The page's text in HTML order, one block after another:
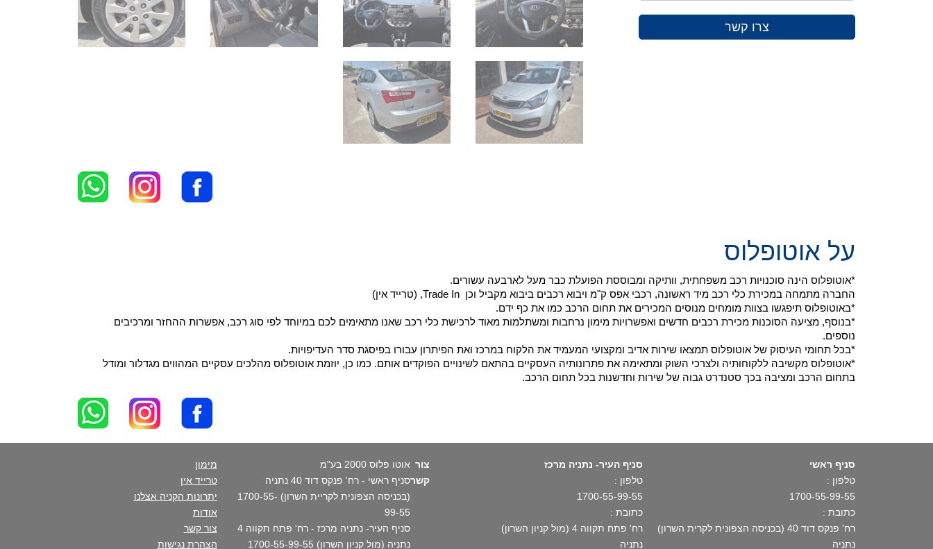
צרו קשר
על אוטופלוס
*אוטופלוס הינה סוכנויות רכב משפחתית, וותיקה ומבוססת הפועלת כבר מעל לארבעה עשורים.
החברה מתמחה במכירת כלי רכב מיד ראשונה, רכבי אפס ק"מ ויבוא רכבים ביבוא מקביל וכן Trade In, (טרייד אין)
*באוטופלוס תיפגשו בצוות מומחים מנוסים המכירים את תחום הרכב כמו את כף ידם.
*בנוסף, מציעה הסוכנות מכירת רכבים חדשים ואפשרויות מימון נרחבות ומשתלמות מאוד לרכישת כלי רכב שאנו מתאימים לכם במיוחד לפי סוג רכב, אפשרות ההחזר ומרכיבים
נוספים.
*בכל תחומי העיסוק של אוטופלוס תמצאו שירות אדיב ומקצועי המעמיד את הלקוח במרכז ואת הפיתרון עבורו בפיסגת סדר העדיפויות.
*אוטופלוס מקשיבה ללקוחותיה ולצרכי השוק ומתאימה את פתרונותיה העסקיים בהתאם לשינויים הפוקדים אותם. כמו כן, יוזמת אוטופלוס מהלכים עסקיים המהווים מגדלור ומודל
בתחום הרכב ומציבה בכך סטנדרט גבוה של שירות וחדשנות בכל תחום הרכב.
סניף ראשי
טלפון :
1700-55-99-55
כתובת :
רח' פנקס דוד 40 (בכניסה הצפונית לקרית השרון)
נתניה
סניף העיר- נתניה מרכז
טלפון :
1700-55-99-55
כתובת :
רח' פתח תקווה 4 (מול קניון השרון)
נתניה
צור
קשר
אוטו פלוס 2000 בע"מ
סניף ראשי - רח' פנקס דוד 40 נתניה
(בכניסה הצפונית לקריית השרון) 1700-55-
99-55
סניף העיר- נתניה מרכז - רח' פתח תקווה 4
נתניה (מול קניון השרון) 1700-55-99-55
מימון
טרייד אין
יתרונות הקניה אצלנו
אודות
צור קשר
הצהרת נגישות